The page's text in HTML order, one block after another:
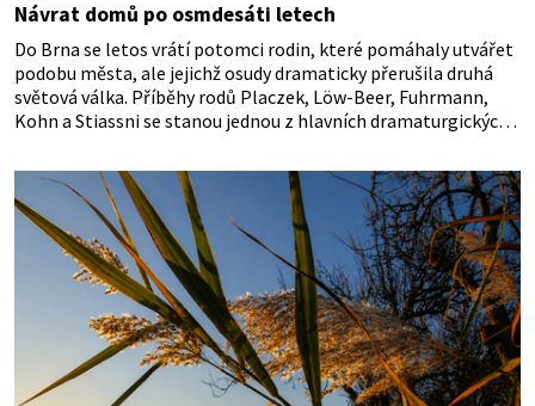
Návrat domů po osmdesáti letech
Do Brna se letos vrátí potomci rodin, které pomáhaly utvářet
podobu města, ale jejichž osudy dramaticky přerušila druhá
světová válka. Příběhy rodů Placzek, Löw-Beer, Fuhrmann,
Kohn a Stiassni se stanou jednou z hlavních dramaturgických
návraty nejsou jednoduché. Místa, která si člověk pamatuje z
rodinných vyprávění, už dávno